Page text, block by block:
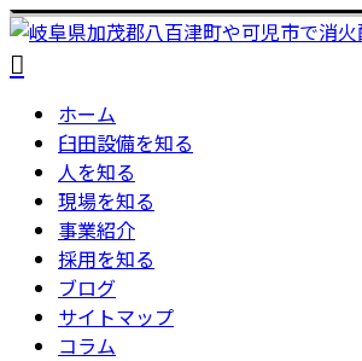
ホーム
臼田設備を知る
人を知る
現場を知る
事業紹介
採用を知る
ブログ
サイトマップ
コラム